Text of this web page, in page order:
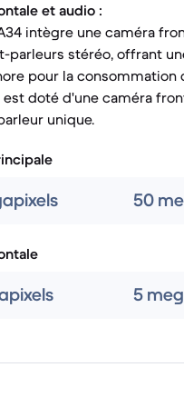
et audio :
intègre une caméra
parleurs stéréo, offrant
pour la consommation
est doté d'une caméra
unique.
50
5